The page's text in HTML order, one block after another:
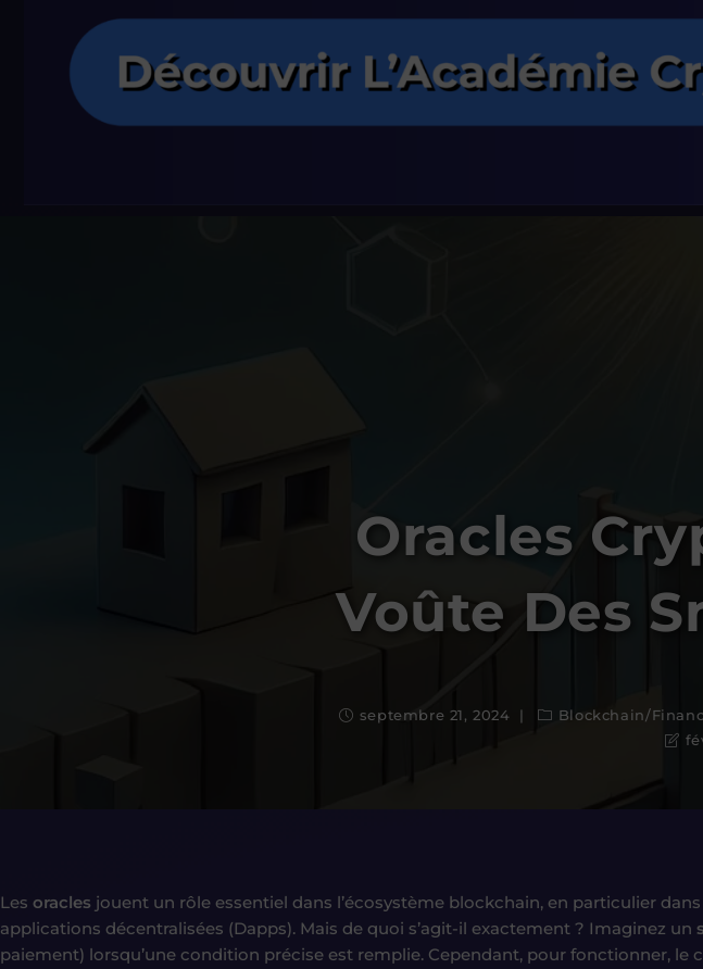
Oracles
Voûte Des
septembre 21, 2024 Blockchain/
Les oracles jouent un rôle essentiel dans l’écosystème blockchain, en particulier
applications décentralisées (Dapps). Mais de quoi s’agit-il exactement ? Imaginez un
paiement) lorsqu’une condition précise est remplie. Cependant, pour fonctionner, le